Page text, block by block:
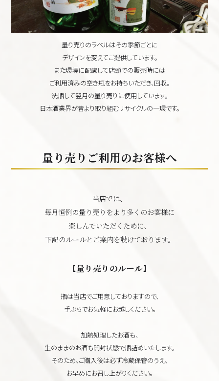
量り売りのラベルはその季節ごとに
デザインを変えてご提供しています。
また環境に配慮して店頭での販売時には
ご利用済みの空き瓶をお持ちいただき、回収。
洗瓶して翌月の量り売りに使用しています。
日本酒業界が昔より取り組むリサイクルの一環です。
量り売りご利用のお客様へ
当店では、
毎月恒例の量り売りをより多くのお客様に
楽しんでいただくために、
下記のルールとご案内を設けております。
【量り売りのルール】
瓶は当店でご用意しておりますので、
手ぶらでお気軽にお越しください。
加熱処理したお酒も、
生のままのお酒も開封状態で瓶詰めいたします。
そのため、ご購入後は必ず冷蔵保管のうえ、
お早めにお召し上がりください。